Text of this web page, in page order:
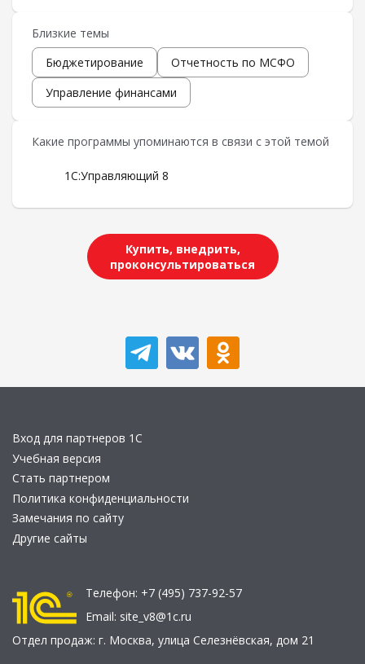
Близкие темы
Бюджетирование
Отчетность по МСФО
Управление финансами
Какие программы упоминаются в связи с этой темой
1С:Управляющий 8
Купить, внедрить,
проконсультироваться
Вход для партнеров 1С
Учебная версия
Стать партнером
Политика конфиденциальности
Замечания по сайту
Другие сайты
Телефон: +7 (495) 737-92-57
Email: site_v8@1c.ru
Отдел продаж: г. Москва, улица Селезнёвская, дом 21